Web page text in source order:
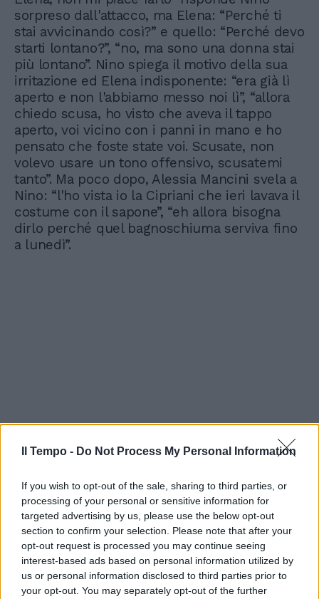
Il Tempo - Do Not Process My Personal Information
If you wish to opt-out of the sale, sharing to third parties, or
processing of your personal or sensitive information for
targeted advertising by us, please use the below opt-out
section to confirm your selection. Please note that after your
opt-out request is processed you may continue seeing
interest-based ads based on personal information utilized by
us or personal information disclosed to third parties prior to
your opt-out. You may separately opt-out of the further
sorpreso dall'attacco, ma Elena: “Perché ti
stai avvicinando così?” e quello: “Perché devo
starti lontano?”, “no, ma sono una donna stai
più lontano”. Nino spiega il motivo della sua
irritazione ed Elena indisponente: “era già lì
aperto e non l'abbiamo messo noi lì”, “allora
chiedo scusa, ho visto che aveva il tappo
aperto, voi vicino con i panni in mano e ho
pensato che foste state voi. Scusate, non
volevo usare un tono offensivo, scusatemi
tanto”. Ma poco dopo, Alessia Mancini svela a
Nino: “l'ho vista io la Cipriani che ieri lavava il
costume con il sapone”, “eh allora bisogna
dirlo perché quel bagnoschiuma serviva fino
a lunedì”.